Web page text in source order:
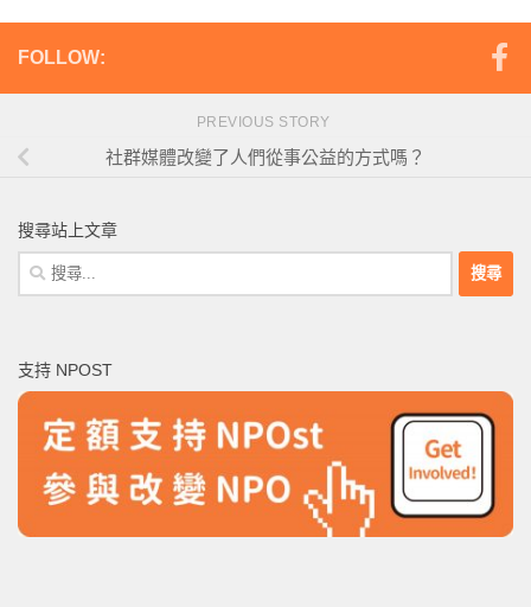
FOLLOW:
PREVIOUS STORY
社群媒體改變了人們從事公益的方式嗎？
搜尋站上文章
搜
尋
字:
支持 NPOST